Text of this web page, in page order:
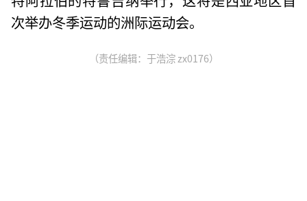
次举办冬季运动的洲际运动会。
（责任编辑：于浩淙 zx0176）